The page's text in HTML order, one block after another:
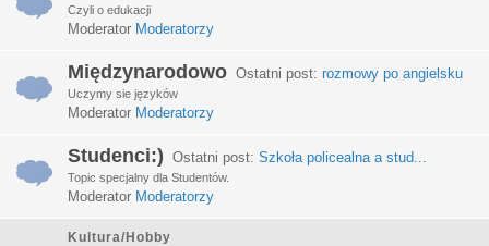
Czyli o edukacji
Moderator Moderatorzy
Międzynarodowo Ostatni post: rozmowy po angielsku
Uczymy sie języków
Moderator Moderatorzy
Studenci:) Ostatni post: Szkoła policealna a stud...
Topic specjalny dla Studentów.
Moderator Moderatorzy
Kultura/Hobby